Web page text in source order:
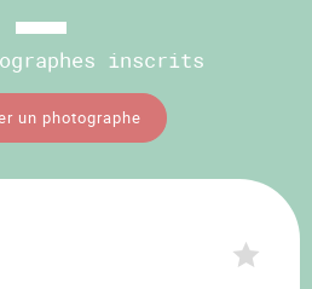
inscrits
un photographe